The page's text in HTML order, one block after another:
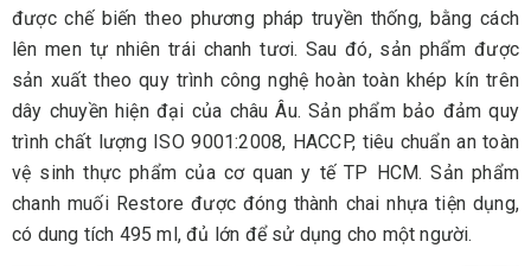
được chế biến theo phương pháp truyền thống, bằng cách
lên men tự nhiên trái chanh tươi. Sau đó, sản phẩm được
sản xuất theo quy trình công nghệ hoàn toàn khép kín trên
dây chuyền hiện đại của châu Âu. Sản phẩm bảo đảm quy
trình chất lượng ISO 9001:2008, HACCP, tiêu chuẩn an toàn
vệ sinh thực phẩm của cơ quan y tế TP HCM. Sản phẩm
chanh muối Restore được đóng thành chai nhựa tiện dụng,
có dung tích 495 ml, đủ lớn để sử dụng cho một người.